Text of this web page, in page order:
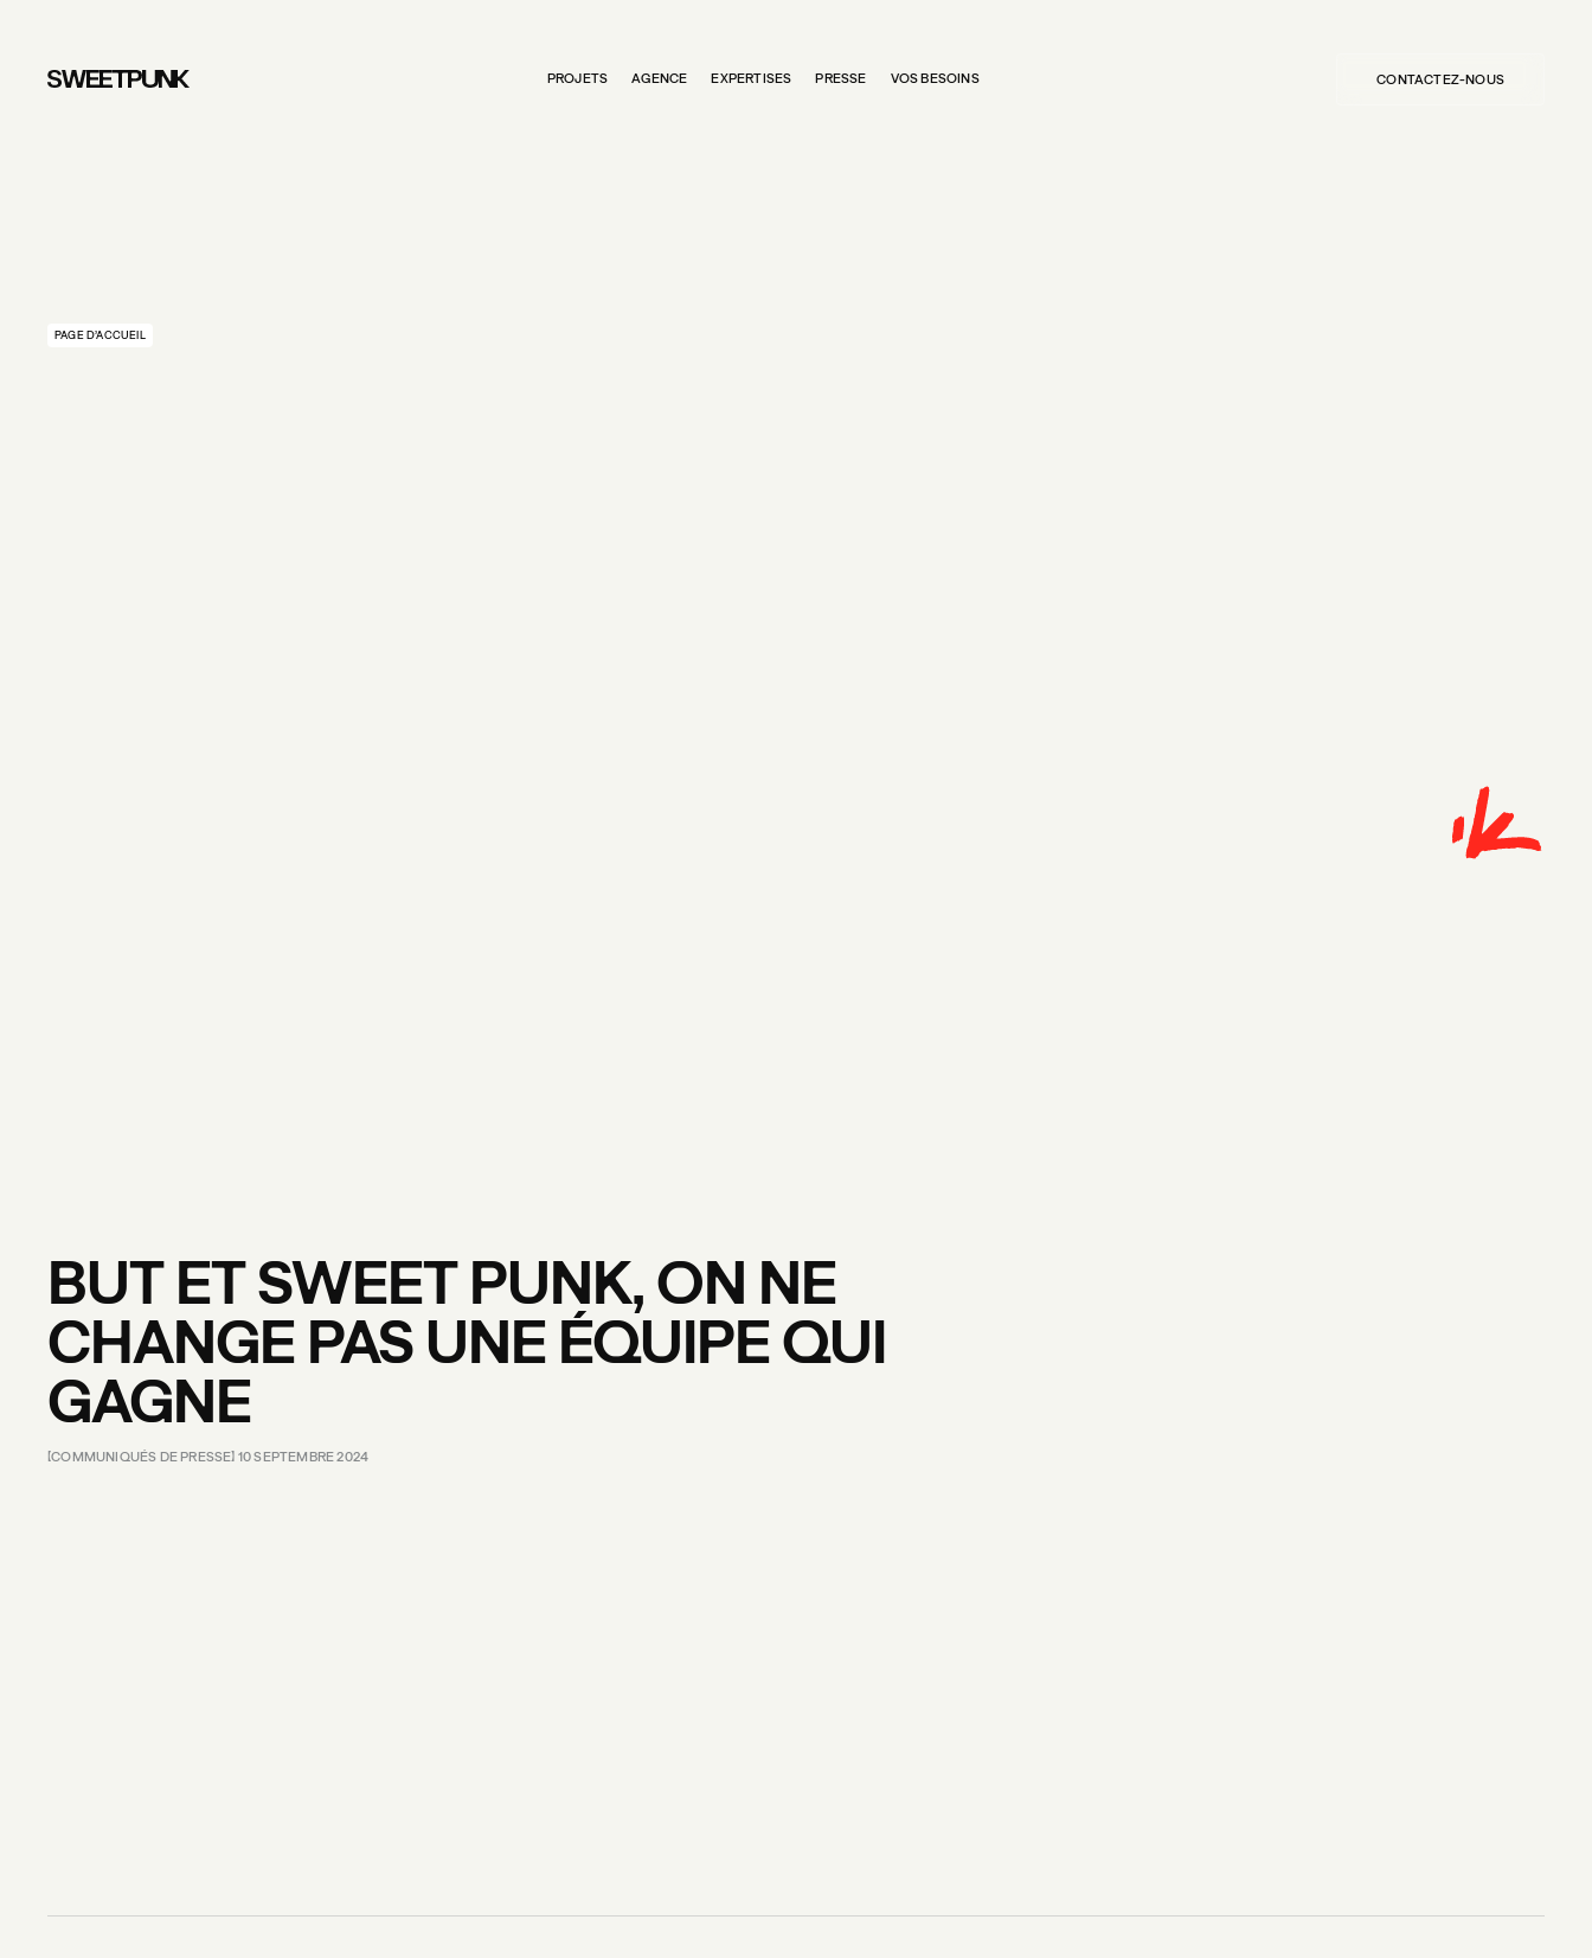
PROJETS AGENCE EXPERTISES PRESSE VOS BESOINS CONTACTEZ-NOUS
PAGE D’ACCUEIL
BUT ETSWEET PUNK, ON NE
CHANGE PAS UNE ÉQUIPEQUI
GAGNE
COMMUNIQUÉS DE PRESSE 10 SEPTEMBRE 2024